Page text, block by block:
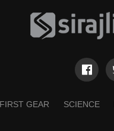
FIRST GEAR SCIENCE